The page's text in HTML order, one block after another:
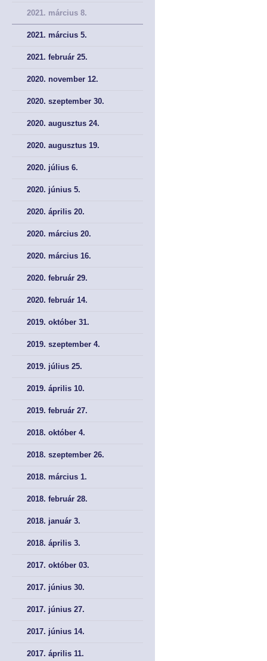
Bírósági nyomtatványok
SZAKMAI CIKKEK
Bírósági nyomtatványok
SZAKMAI CIKKEK
2021. március 8.
2021. március 5.
2021. február 25.
2020. november 12.
2020. szeptember 30.
2020. augusztus 24.
2020. augusztus 19.
2020. július 6.
2020. június 5.
2020. április 20.
2020. március 20.
2020. március 16.
2020. február 29.
2020. február 14.
2019. október 31.
2019. szeptember 4.
2019. július 25.
2019. április 10.
2019. február 27.
2018. október 4.
2018. szeptember 26.
2018. március 1.
2018. február 28.
2018. január 3.
2018. április 3.
2017. október 03.
2017. június 30.
2017. június 27.
2017. június 14.
2017. április 11.